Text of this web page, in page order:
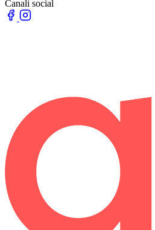
Canali social